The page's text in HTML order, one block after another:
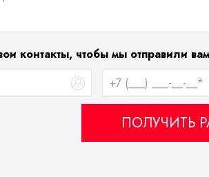
контакты, чтобы мы отправили
ПОЛУЧИТЬ